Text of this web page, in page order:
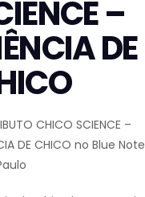
–
DE
CHICO SCIENCE –
DE CHICO no Blue Note